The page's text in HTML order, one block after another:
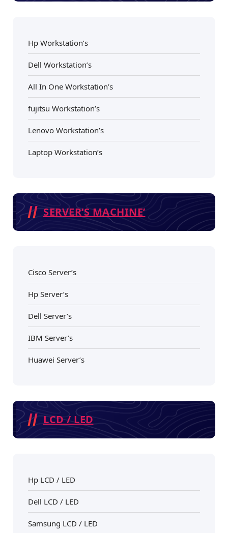
Hp Workstation’s
Dell Workstation’s
All In One Workstation’s
fujitsu Workstation’s
Lenovo Workstation’s
Laptop Workstation’s
SERVER’S MACHINE’
Cisco Server’s
Hp Server’s
Dell Server’s
IBM Server’s
Huawei Server’s
LCD / LED
Hp LCD / LED
Dell LCD / LED
Samsung LCD / LED